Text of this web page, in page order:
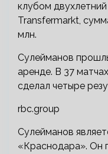
клубом
Transfermarkt,
млн.
Сулейманов
аренде. В 37
сделал четыре
rbc.group
Сулейманов
«Краснодара». Он